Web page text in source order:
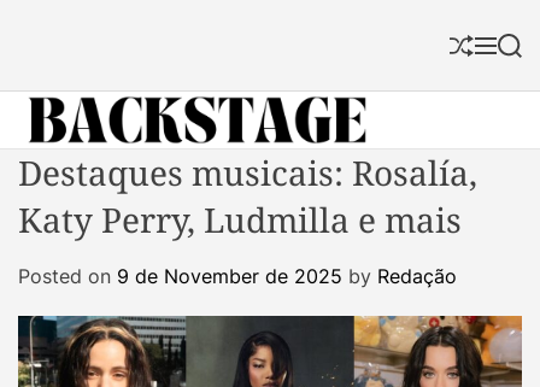
S
f
l
M S
c
B
a
c
s
t
a
g
Destaques musicais: Rosalía,
Katy Perry, Ludmilla e mais
Posted on 9 de November de 2025 by Redação